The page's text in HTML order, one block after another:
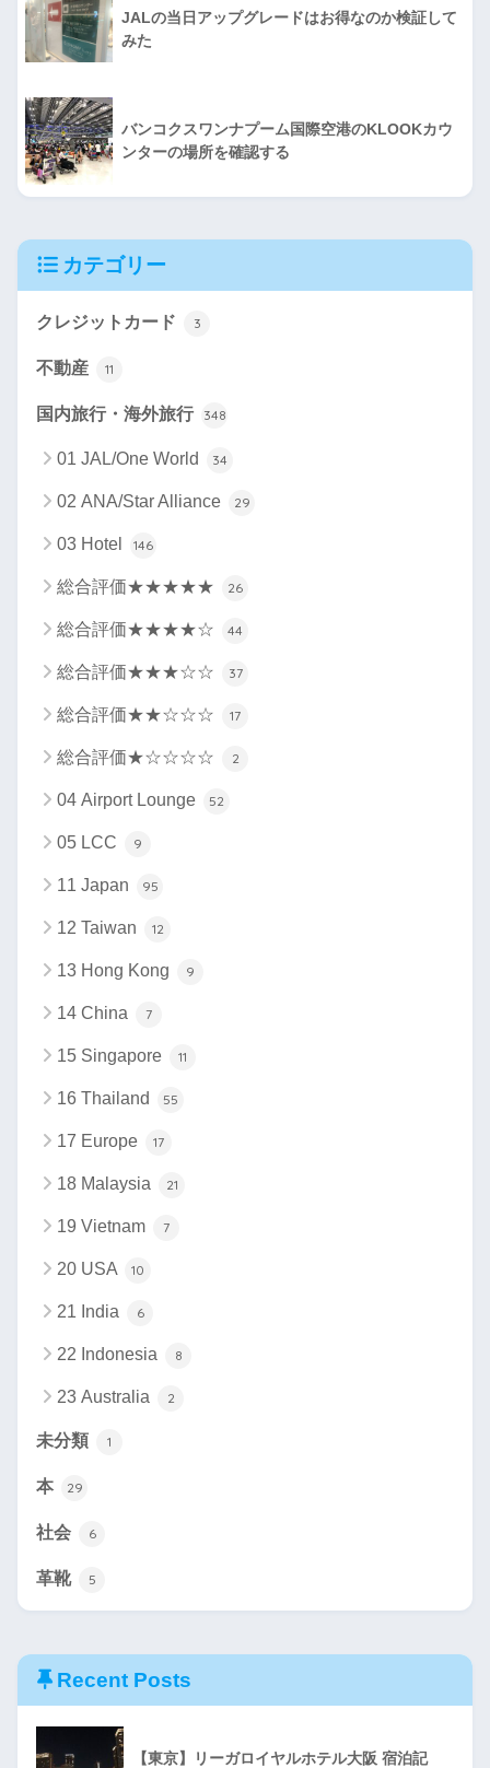
JALの当日アップグレードはお得なのか検証して
みた
バンコクスワンナプーム国際空港のKLOOKカウ
ンターの場所を確認する
カテゴリー
クレジットカード 3
不動産 11
国内旅行・海外旅行 348
01 JAL/One World 34
02 ANA/Star Alliance 29
03 Hotel 146
総合評価★★★★★ 26
総合評価★★★★☆ 44
総合評価★★★☆☆ 37
総合評価★★☆☆☆ 17
総合評価★☆☆☆☆ 2
04 Airport Lounge 52
05 LCC 9
11 Japan 95
12 Taiwan 12
13 Hong Kong 9
14 China 7
15 Singapore 11
16 Thailand 55
17 Europe 17
18 Malaysia 21
19 Vietnam 7
20 USA 10
21 India 6
22 Indonesia 8
23 Australia 2
未分類 1
本 29
社会 6
革靴 5
Recent Posts
【東京】リーガロイヤルホテル大阪 宿泊記